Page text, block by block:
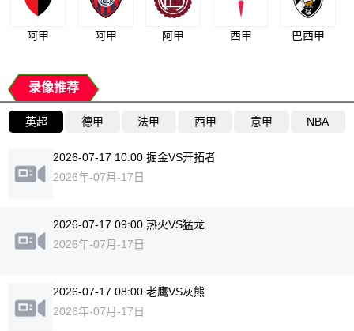
阿甲 阿甲 阿甲 西甲 巴西甲
录像推荐
英超 德甲 法甲 西甲 意甲 NBA
2026-07-17 10:00 掘金VS开拓者
2026年-07月-17日
2026-07-17 09:00 热火VS猛龙
2026年-07月-17日
2026-07-17 08:00 老鹰VS灰熊
2026年-07月-17日